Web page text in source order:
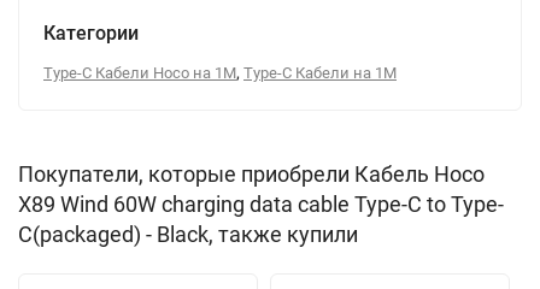
Категории
Type-C Кабели Hoco на 1М, Type-C Кабели на 1М
Покупатели, которые приобрели Кабель Hoco
X89 Wind 60W charging data cable Type-C to Type-
C(packaged) - Black, также купили